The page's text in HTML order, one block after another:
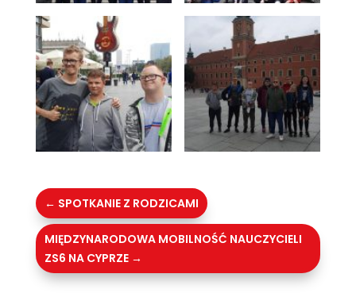
← SPOTKANIE Z RODZICAMI
MIĘDZYNARODOWA MOBILNOŚĆ NAUCZYCIELI
ZS6 NA CYPRZE→